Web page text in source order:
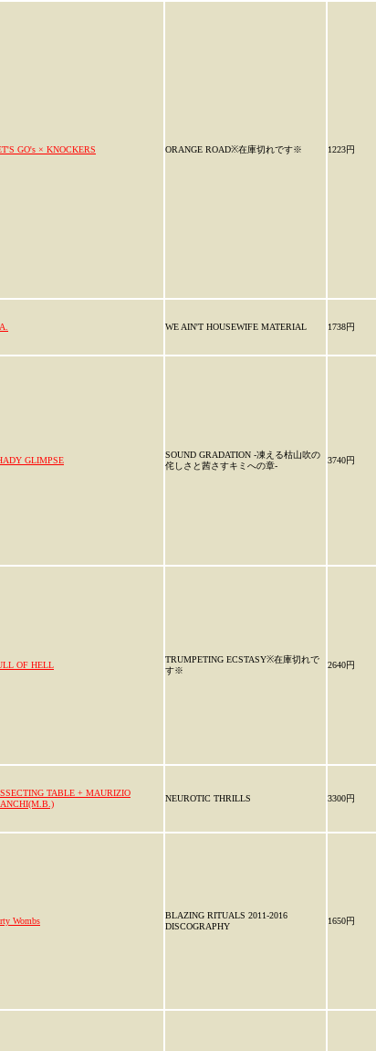
GO's × KNOCKERS ORANGE ROAD※在庫切れです※ 1223円
WE AIN'T HOUSEWIFE MATERIAL 1738円
GLIMPSE
SOUND GRADATION -凍える枯山吹の
侘しさと茜さすキミへの章-
3740円
OF HELL
TRUMPETING ECSTASY※在庫切れで
す※
2640円
TABLE + MAURIZIO
NEUROTIC THRILLS 3300円
Wombs
BLAZING RITUALS 2011-2016
DISCOGRAPHY
1650円